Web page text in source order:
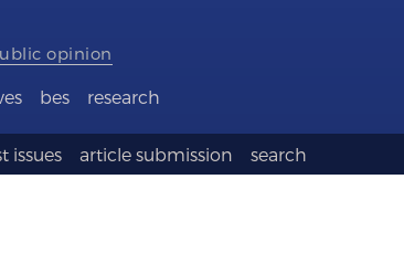
opinion
issues article submission search
bes research